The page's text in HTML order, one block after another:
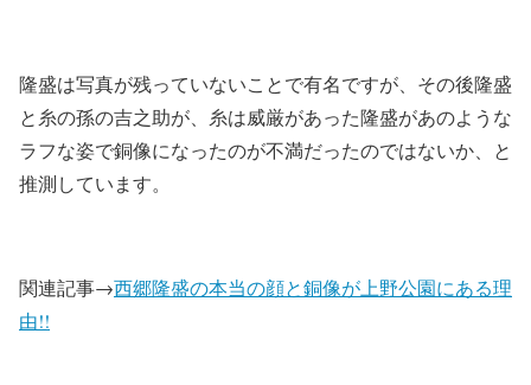
隆盛は写真が残っていないことで有名ですが、その後隆盛
と糸の孫の吉之助が、糸は威厳があった隆盛があのような
ラフな姿で銅像になったのが不満だったのではないか、と
推測しています。
関連記事→西郷隆盛の本当の顔と銅像が上野公園にある理
由!!